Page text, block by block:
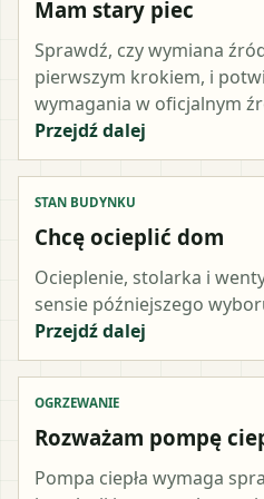
Mam stary piec
Sprawdź, czy wymiana
pierwszym krokiem, i
wymagania w oficjalnym
Przejdź dalej
STAN BUDYNKU
Chcę ocieplić dom
Ocieplenie, stolarka i
sensie późniejszego
Przejdź dalej
OGRZEWANIE
Rozważam pompę
Pompa ciepła wymaga